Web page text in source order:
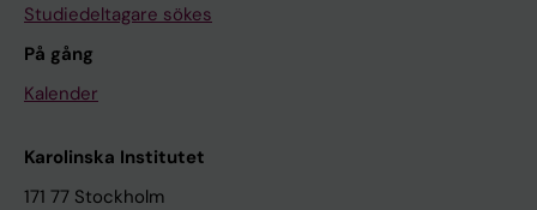
Studiedeltagare sökes
På gång
Kalender
Karolinska Institutet
171 77 Stockholm